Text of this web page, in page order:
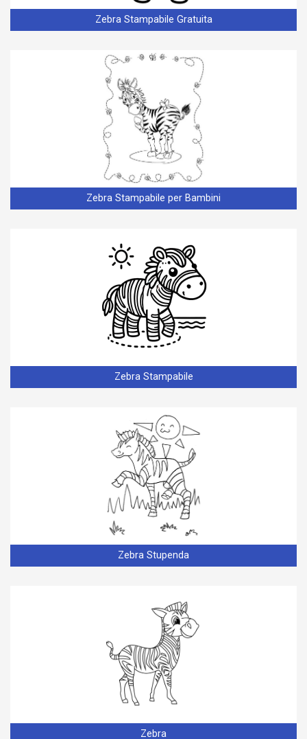
Zebra Stampabile Gratuita
Zebra Stampabile per Bambini
Zebra Stampabile
Zebra Stupenda
Zebra